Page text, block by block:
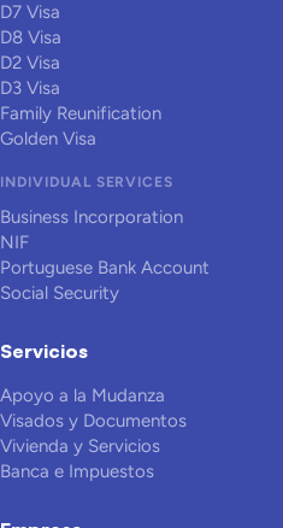
D7 Visa
D8 Visa
D2 Visa
D3 Visa
Family Reunification
Golden Visa
INDIVIDUAL SERVICES
Business Incorporation
NIF
Portuguese Bank Account
Social Security
Servicios
Apoyo a la Mudanza
Visados y Documentos
Vivienda y Servicios
Banca e Impuestos